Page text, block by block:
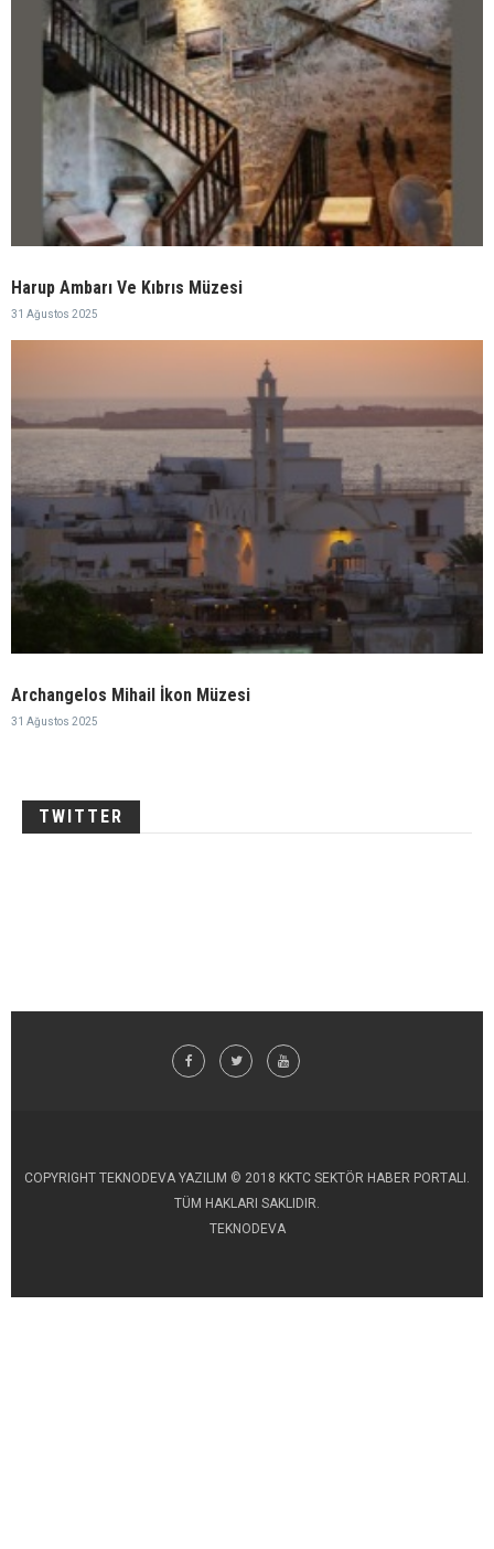
Harup Ambarı Ve Kıbrıs Müzesi
31 Ağustos 2025
Archangelos Mihail İkon Müzesi
31 Ağustos 2025
TWITTER
COPYRIGHT TEKNODEVA YAZILIM © 2018 KKTC SEKTÖR HABER PORTALI.
TÜM HAKLARI SAKLIDIR.
TEKNODEVA